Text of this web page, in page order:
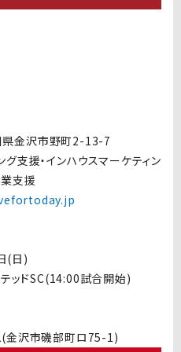
県金沢市野町2-13-7
グ支援・インハウスマーケティン
支援
(日)
ッドSC(14:00試合開始)
(金沢市磯部町ロ75-1)